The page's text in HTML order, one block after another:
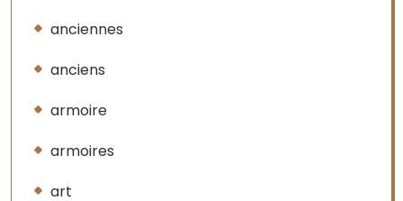
anciennes
anciens
armoire
armoires
art